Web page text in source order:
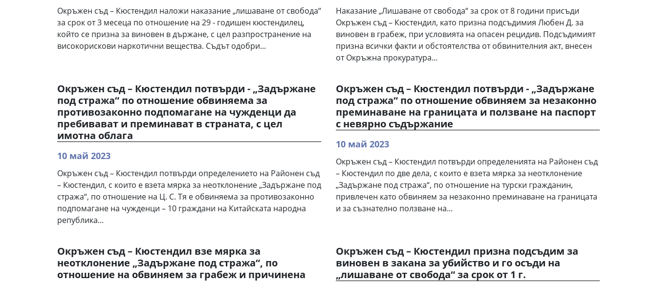
Окръжен съд – Кюстендил наложи наказание „лишаване от свобода“
за срок от 3 месеца по отношение на 29 - годишен кюстендилец,
който се призна за виновен в държане, с цел разпространение на
високорискови наркотични вещества. Съдът одобри...
Наказание „Лишаване от свобода“ за срок от 8 години присъди
Окръжен съд – Кюстендил, като призна подсъдимия Любен Д. за
виновен в грабеж, при условията на опасен рецидив. Подсъдимият
призна всички факти и обстоятелства от обвинителния акт, внесен
от Окръжна прокуратура...
Окръжен съд – Кюстендил потвърди - „Задържане
под стража“ по отношение обвиняема за
противозаконно подпомагане на чужденци да
пребивават и преминават в страната, с цел
имотна облага
10 май 2023
Окръжен съд – Кюстендил потвърди определението на Районен съд
– Кюстендил, с които е взета мярка за неотклонение „Задържане под
стража“, по отношение на Ц. С. Тя е обвиняема за противозаконно
подпомагане на чужденци – 10 граждани на Китайската народна
република...
Окръжен съд – Кюстендил потвърди - „Задържане
под стража“ по отношение обвиняем за незаконно
преминаване на границата и ползване на паспорт
с невярно съдържание
10 май 2023
Окръжен съд – Кюстендил потвърди определенията на Районен съд
– Кюстендил по две дела, с които е взета мярка за неотклонение
„Задържане под стража“, по отношение на турски гражданин,
привлечен като обвиняем за незаконно преминаване на границата
и за съзнателно ползване на...
Окръжен съд – Кюстендил взе мярка за
неотклонение „Задържане под стража“, по
отношение на обвиняем за грабеж и причинена
Окръжен съд – Кюстендил призна подсъдим за
виновен в закана за убийство и го осъди на
„лишаване от свобода“ за срок от 1 г.